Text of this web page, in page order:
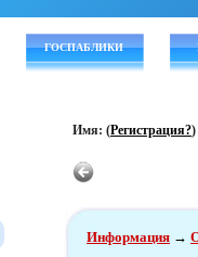
ГОСПАБЛИКИ
Имя: (Регистрация?)
Информация →